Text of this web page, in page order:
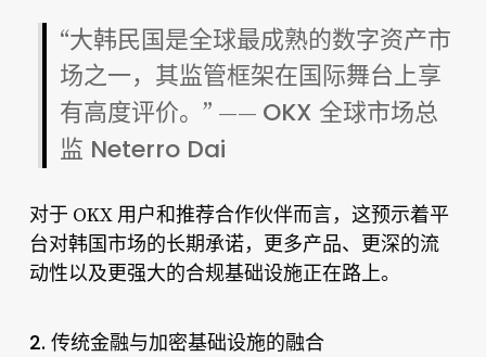
“大韩民国是全球最成熟的数字资产市
场之一，其监管框架在国际舞台上享
有高度评价。” —— OKX 全球市场总
监 Neterro Dai
对于 OKX 用户和推荐合作伙伴而言，这预示着平
台对韩国市场的长期承诺，更多产品、更深的流
动性以及更强大的合规基础设施正在路上。
2. 传统金融与加密基础设施的融合